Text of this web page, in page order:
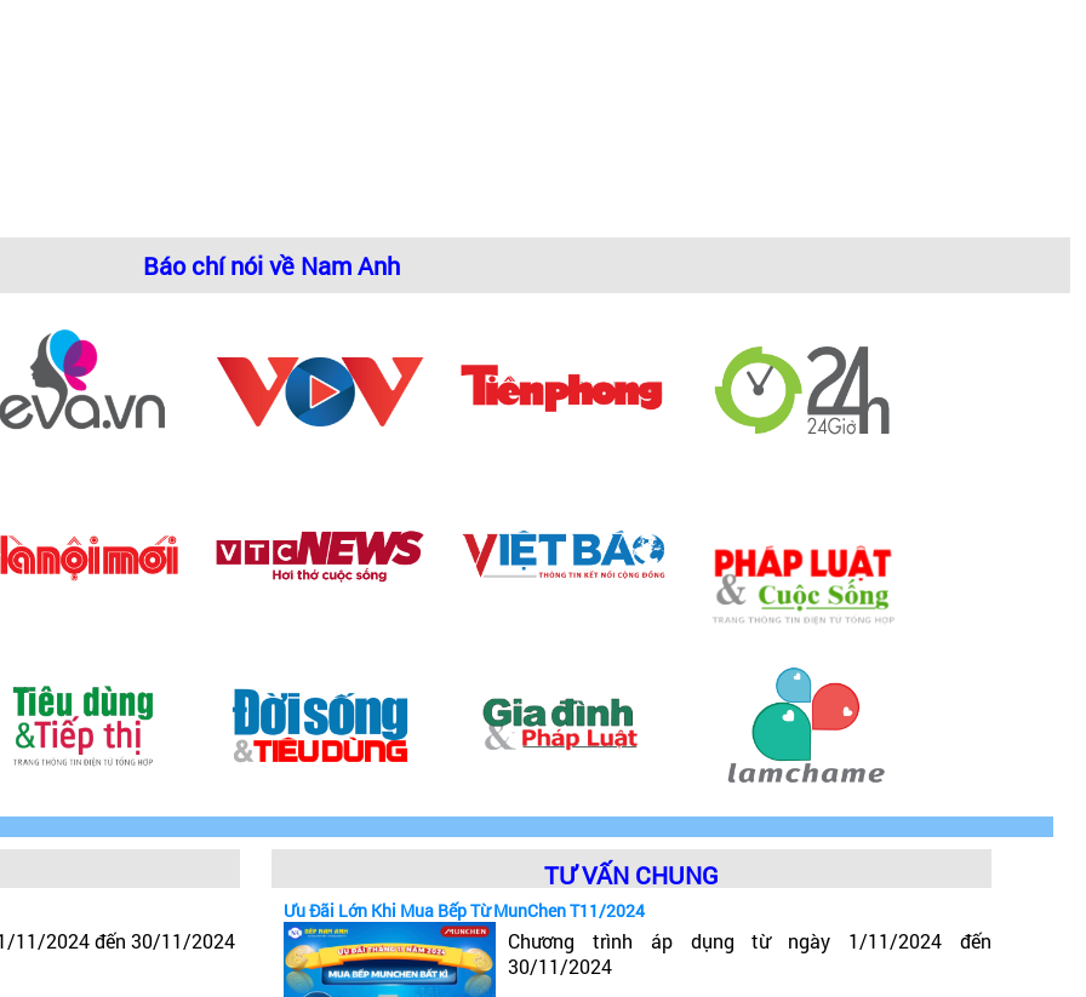
dùng Việt đánh giá cao về tính thẩm mỹ. Với thiết kế đơn giản, hiện đại nhưng không kém phần tinh tế, tôn
nhau nhằm đáp ứng nhu cầu sử dụng của người tiêu dùng. Quý khách có thể chọn bồn tắm hình chữ nhật
phòng tắm mà Quý khách có sự lựa chọn phù hợp. Cụ thể:
trong các gia đình có phòng tắm vừa và lớn. Với thiết kế dạng hình chữ nhật giúp cho khách hàng có thể
mệt mỏi hằng ngày.
đình.
Báo chí nói về Nam Anh
11/2024 đến 30/11/2024
TƯ VẤN CHUNG
Ưu Đãi Lớn Khi Mua Bếp Từ MunChen T11/2024
Chương trình áp dụng từ ngày 1/11/2024 đến
30/11/2024